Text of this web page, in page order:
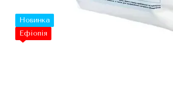
Новинка
Ефіопія